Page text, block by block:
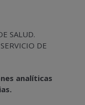
SALUD.
DE
analíticas